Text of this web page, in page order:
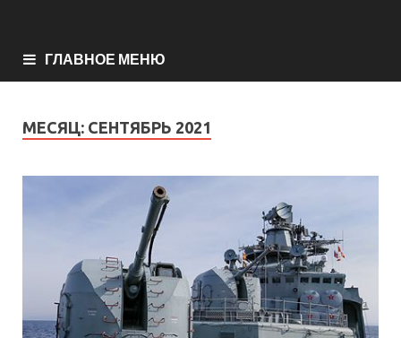
ГЛАВНОЕ МЕНЮ
МЕСЯЦ: СЕНТЯБРЬ 2021